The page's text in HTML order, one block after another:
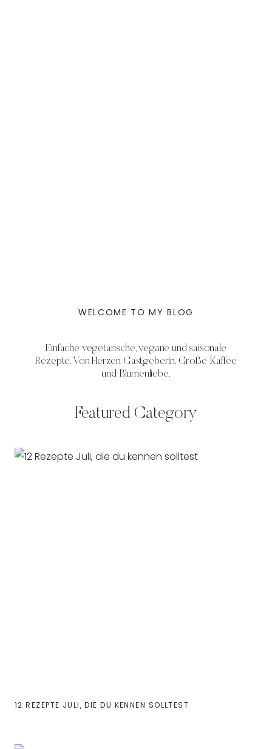
WELCOME TO MY BLOG
Einfache vegetarische, vegane und saisonale
Rezepte. Von Herzen Gastgeberin. Große Kaffee
und Blumenliebe.
Featured Category
12 REZEPTE JULI, DIE DU KENNEN SOLLTEST